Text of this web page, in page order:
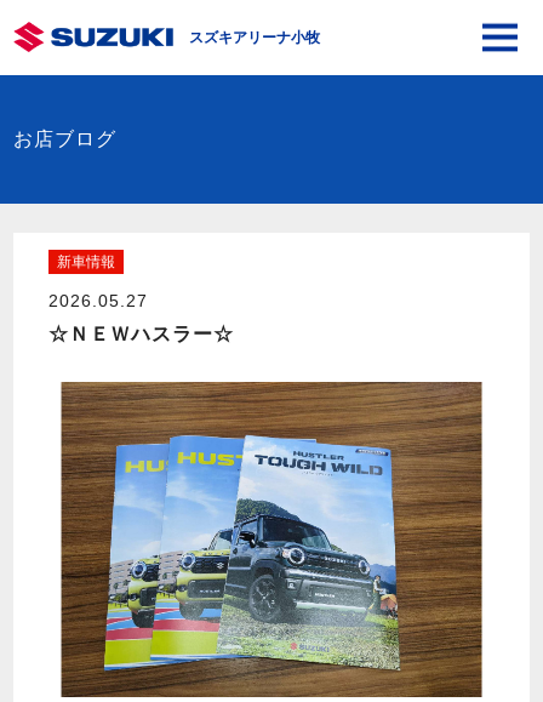
スズキアリーナ小牧
お店ブログ
新車情報
2026.05.27
☆ＮＥＷハスラー☆